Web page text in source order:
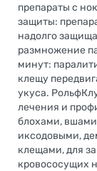
препараты с
защиты:
надолго
размножение
минут:
клещу
укуса.
лечения и
блохами,
иксодовыми,
клещами, для
кровососущих